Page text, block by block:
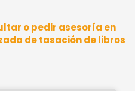
o pedir asesoría en
de tasación de libros